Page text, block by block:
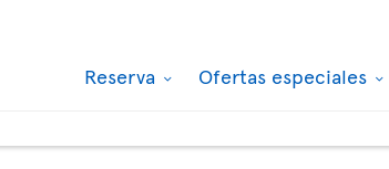
Reserva Ofertas especiales